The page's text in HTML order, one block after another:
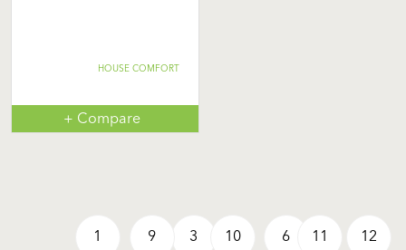
HOUSE COMFORT
+ Compare
1 3 6
9 10 11 12